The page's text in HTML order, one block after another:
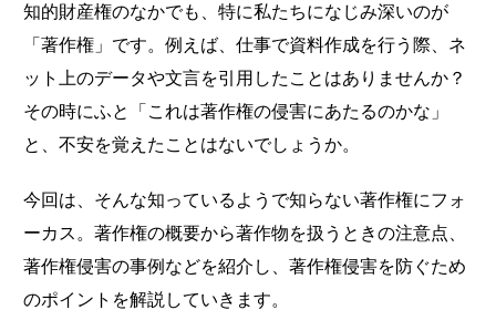
知的財産権のなかでも、特に私たちになじみ深いのが
「著作権」です。例えば、仕事で資料作成を行う際、ネ
ット上のデータや文言を引用したことはありませんか？
その時にふと「これは著作権の侵害にあたるのかな」
と、不安を覚えたことはないでしょうか。
今回は、そんな知っているようで知らない著作権にフォ
ーカス。著作権の概要から著作物を扱うときの注意点、
著作権侵害の事例などを紹介し、著作権侵害を防ぐため
のポイントを解説していきます。